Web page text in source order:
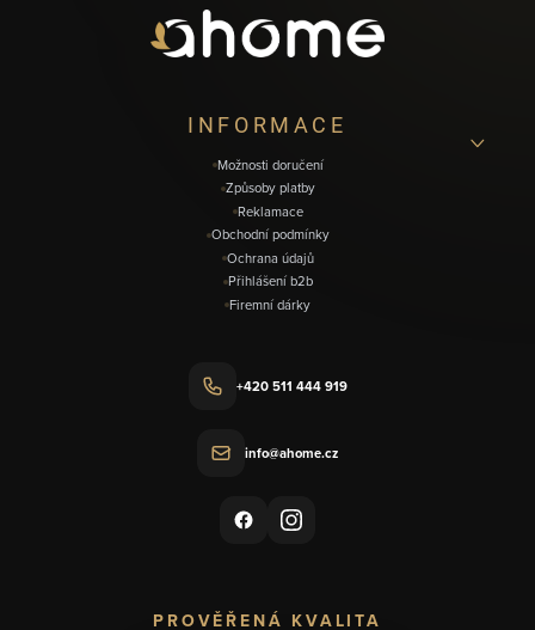
INFORMACE
Možnosti doručení
Způsoby platby
Reklamace
Obchodní podmínky
Ochrana údajů
Přihlášení b2b
Firemní dárky
+420 511 444 919
info@ahome.cz
PROVĚŘENÁ KVALITA